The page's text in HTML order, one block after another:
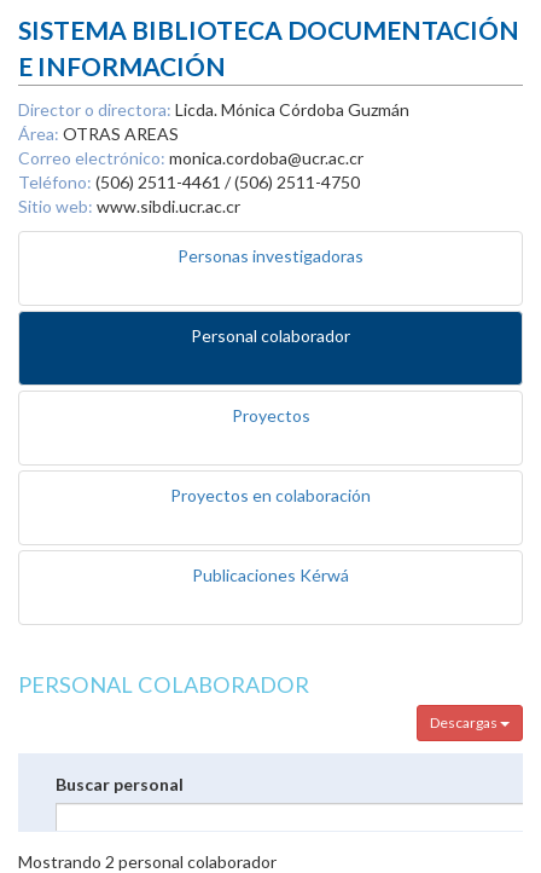
SISTEMA BIBLIOTECA DOCUMENTACIÓN
E INFORMACIÓN
Director o directora: Licda. Mónica Córdoba Guzmán
Área: OTRAS AREAS
Correo electrónico: monica.cordoba@ucr.ac.cr
Teléfono: (506) 2511-4461 / (506) 2511-4750
Sitio web: www.sibdi.ucr.ac.cr
Personas investigadoras
Personal colaborador
Proyectos
Proyectos en colaboración
Publicaciones Kérwá
PERSONAL COLABORADOR
Descargas
Buscar personal
Mostrando 2 personal colaborador